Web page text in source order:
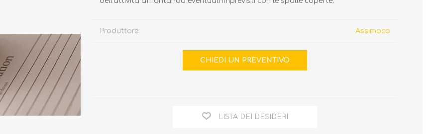
Produttore: Assimoco
LISTA DEI DESIDERI